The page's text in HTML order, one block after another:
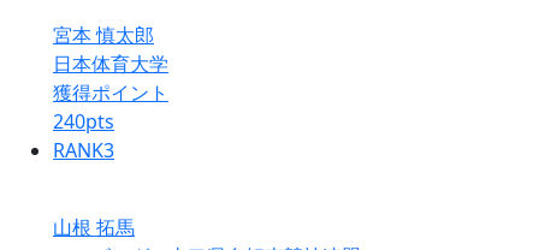
宮本 慎太郎
日本体育大学
獲得ポイント
240pts
RANK3
山根 拓馬